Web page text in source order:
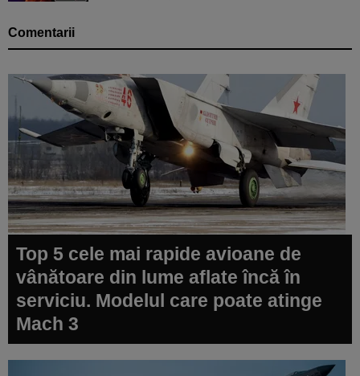
Comentarii
Top 5 cele mai rapide avioane de
vânătoare din lume aflate încă în
serviciu. Modelul care poate atinge
Mach 3